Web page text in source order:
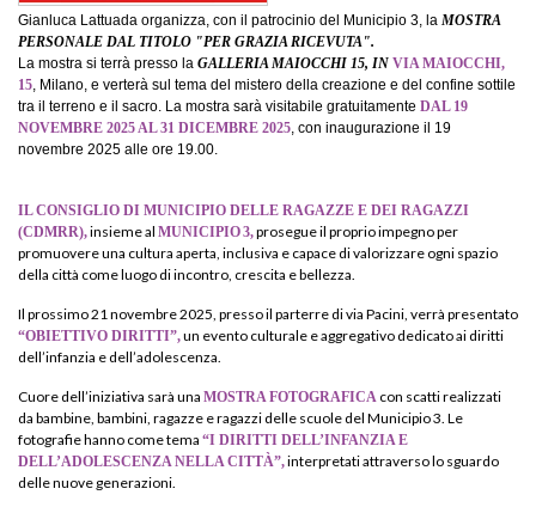
Gianluca Lattuada organizza, con il patrocinio del Municipio 3, la MOSTRA
PERSONALE DAL TITOLO "PER GRAZIA RICEVUTA".
La mostra si terrà presso la GALLERIA MAIOCCHI 15, IN VIA MAIOCCHI,
15, Milano, e verterà sul tema del mistero della creazione e del confine sottile
tra il terreno e il sacro. La mostra sarà visitabile gratuitamente DAL 19
NOVEMBRE 2025 AL 31 DICEMBRE 2025, con inaugurazione il 19
novembre 2025 alle ore 19.00.
IL CONSIGLIO DI MUNICIPIO DELLE RAGAZZE E DEI RAGAZZI
(CDMRR),insieme al MUNICIPIO3,prosegue il proprio impegno per
promuovere una cultura aperta, inclusiva e capace di valorizzare ogni spazio
della città come luogo di incontro, crescita e bellezza.
Il prossimo 21 novembre 2025, presso il parterre di via Pacini, verrà presentato
“OBIETTIVO DIRITTI”,un evento culturale e aggregativo dedicato ai diritti
dell’infanzia e dell’adolescenza.
Cuore dell’iniziativa sarà una MOSTRA FOTOGRAFICA con scatti realizzati
da bambine, bambini, ragazze e ragazzi delle scuole del Municipio 3. Le
fotografie hanno come tema “I DIRITTI DELL’INFANZIA E
DELL’ADOLESCENZA NELLA CITTÀ”,interpretati attraverso lo sguardo
delle nuove generazioni.